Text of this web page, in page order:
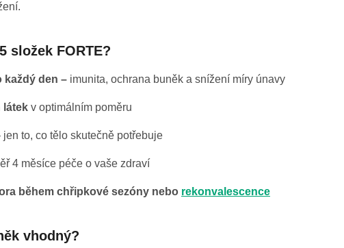
složek FORTE?
každý den – imunita, ochrana buněk a snížení míry únavy
látek v optimálním poměru
jen to, co tělo skutečně potřebuje
4 měsíce péče o vaše zdraví
během chřipkové sezóny nebo rekonvalescence
vhodný?